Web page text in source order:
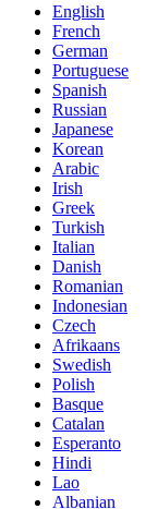
English
French
German
Portuguese
Spanish
Russian
Japanese
Korean
Arabic
Irish
Greek
Turkish
Italian
Danish
Romanian
Indonesian
Czech
Afrikaans
Swedish
Polish
Basque
Catalan
Esperanto
Hindi
Lao
Albanian